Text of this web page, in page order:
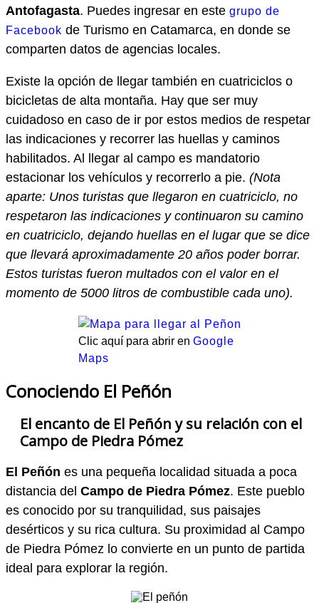
Antofagasta. Puedes ingresar en este grupo de
Facebook de Turismo en Catamarca, en donde se
comparten datos de agencias locales.
Existe la opción de llegar también en cuatriciclos o
bicicletas de alta montaña. Hay que ser muy
cuidadoso en caso de ir por estos medios de respetar
las indicaciones y recorrer las huellas y caminos
habilitados. Al llegar al campo es mandatorio
estacionar los vehículos y recorrerlo a pie. (Nota
aparte: Unos turistas que llegaron en cuatriciclo, no
respetaron las indicaciones y continuaron su camino
en cuatriciclo, dejando huellas en el lugar que se dice
que llevará aproximadamente 20 años poder borrar.
Estos turistas fueron multados con el valor en el
momento de 5000 litros de combustible cada uno).
Clic aquí para abrir en Google
Maps
Conociendo El Peñón
El encanto de El Peñón y su relación con el
Campo de Piedra Pómez
El Peñón es una pequeña localidad situada a poca
distancia del Campo de Piedra Pómez. Este pueblo
es conocido por su tranquilidad, sus paisajes
desérticos y su rica cultura. Su proximidad al Campo
de Piedra Pómez lo convierte en un punto de partida
ideal para explorar la región.